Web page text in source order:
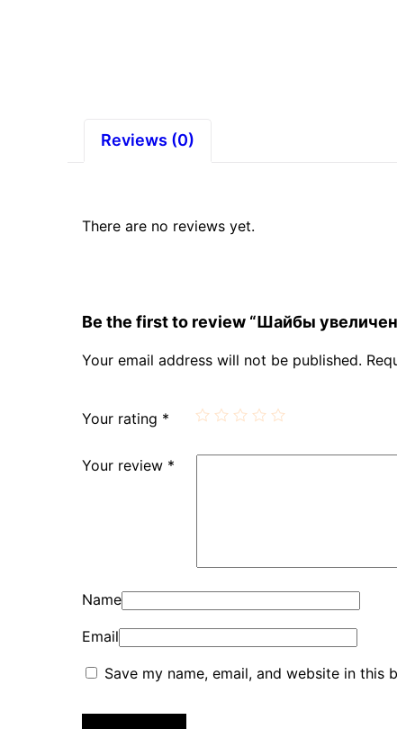
Reviews (0)
There are no reviews yet.
Be the first to review “Шайбы
Your email address will not be published.
Your rating *
Your review *
Name
Email
Save my name, email, and website in